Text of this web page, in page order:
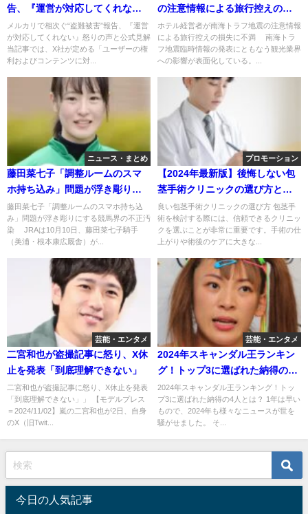
告、『運営が対応してくれな
い』怒りの声と公式見解
メルカリで相次ぐ“盗難被害”報告、『運営
が対応してくれない』怒りの声と公式見解
当記事では、X社が定める「ユーザーの権
利およびコンテンツに対...
の注意情報による旅行控えの損
失に不満
ホテル経営者が南海トラフ地震の注意情報
による旅行控えの損失に不満 南海トラ
フ地震臨時情報の発表にともなう観光業界
への影響が表面化している。...
ニュース・まとめ
藤田菜七子「調整ルームのスマ
ホ持ち込み」問題が浮き彫りに
する競馬界の不正汚染
藤田菜七子「調整ルームのスマホ持ち込
み」問題が浮き彫りにする競馬界の不正汚
染 JRAは10月10日、藤田菜七子騎手
（美浦・根本康広厩舎）が...
プロモーション
【2024年最新版】後悔しない包
茎手術クリニックの選び方と注
意点
良い包茎手術クリニックの選び方 包茎手
術を検討する際には、信頼できるクリニッ
クを選ぶことが非常に重要です。手術の仕
上がりや術後のケアに大きな...
芸能・エンタメ
二宮和也が盗撮記事に怒り、X休
止を発表「到底理解できない」
二宮和也が盗撮記事に怒り、X休止を発表
「到底理解できない」」 【モデルプレス
＝2024/11/02】嵐の二宮和也が2日、自身
のX（旧Twit...
芸能・エンタメ
2024年スキャンダル王ランキン
グ！トップ3に選ばれた納得の4
人とは？
2024年スキャンダル王ランキング！トッ
プ3に選ばれた納得の4人とは？ 1年は早い
もので、2024年も様々なニュースが世を
騒がせました。 そ...
今日の人気記事